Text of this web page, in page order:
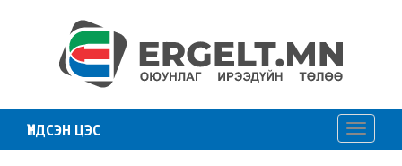
ҮНДСЭН ЦЭС
Toggle